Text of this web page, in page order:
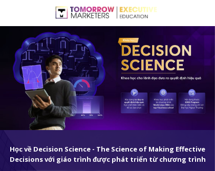
Học về Decision Science - The Science of Making Effective
Decisions với giáo trình được phát triển từ chương trình